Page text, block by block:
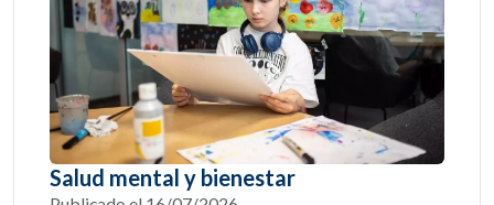
Salud mental y bienestar